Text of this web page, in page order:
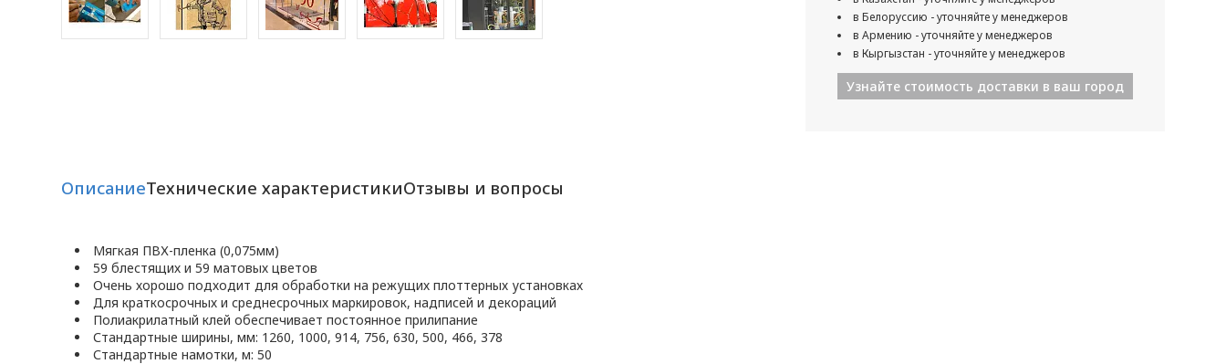
в Белоруссию - уточняйте у менеджеров
в Армению - уточняйте у менеджеров
в Кыргызстан - уточняйте у менеджеров
Узнайте стоимость доставки в ваш город
ОписаниеТехнические характеристикиОтзывы и вопросы
Мягкая ПВХ-пленка (0,075мм)
59 блестящих и 59 матовых цветов
Очень хорошо подходит для обработки на режущих плоттерных установках
Для краткосрочных и среднесрочных маркировок, надписей и декораций
Полиакрилатный клей обеспечивает постоянное прилипание
Стандартные ширины, мм: 1260, 1000, 914, 756, 630, 500, 466, 378
Стандартные намотки, м: 50